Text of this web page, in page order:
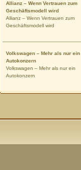
Allianz – Wenn Vertrauen zum
Geschäftsmodell wird
Allianz – Wenn Vertrauen zum
Geschäftsmodell wird
Volkswagen – Mehr als nur ein
Autokonzern
Volkswagen – Mehr als nur ein
Autokonzern